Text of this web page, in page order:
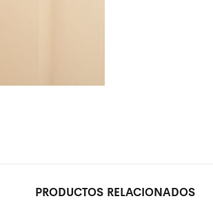
PRODUCTOS RELACIONADOS